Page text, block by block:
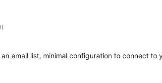
celkové
hodnotenie
)
email list, minimal configuration to connect to